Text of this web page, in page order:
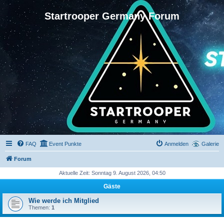
Startrooper Germany Forum
Galerie
FAQ Event Punkte Anmelden
Forum
Aktuelle Zeit: Sonntag 9. August 2026, 04:50
Gäste
Wie werde ich Mitglied
Themen: 1